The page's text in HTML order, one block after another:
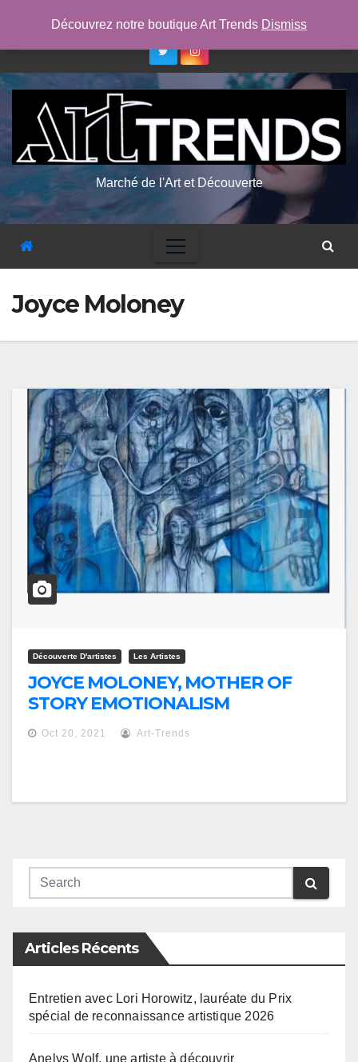
ven. Août 7th, 2026 12:44:50 PM
Marché de l'Art et Découverte
Joyce Moloney
Découverte D'artistes Les Artistes
JOYCE MOLONEY, MOTHER OF
STORY EMOTIONALISM
Oct 20, 2021 Art-Trends
Articles Récents
Entretien avec Lori Horowitz, lauréate du Prix
spécial de reconnaissance artistique 2026
Anelys Wolf, une artiste à découvrir
Découvrez notre boutique Art Trends Dismiss